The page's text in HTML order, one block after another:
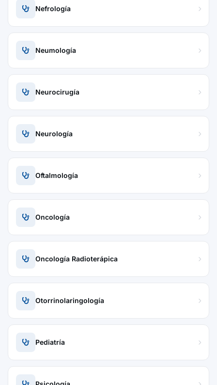
Nefrología
Neumología
Neurocirugía
Neurología
Oftalmología
Oncología
Oncología Radioterápica
Otorrinolaringología
Pediatría